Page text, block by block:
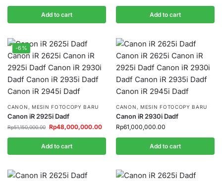
Add to cart Add to cart
-6%
CANON , MESIN FOTOCOPY BARU
Canon iR 2925i Dadf
Rp51,150,000.00 Rp48,000,000.00
Add to cart
CANON , MESIN FOTOCOPY BARU
Canon iR 2930i Dadf
Rp61,000,000.00
Add to cart